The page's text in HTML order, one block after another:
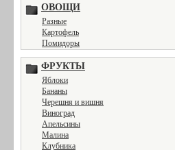
ОВОЩИ
Разные
Картофель
Помидоры
ФРУКТЫ
Яблоки
Бананы
Черешня и вишня
Виноград
Апельсины
Малина
Клубника